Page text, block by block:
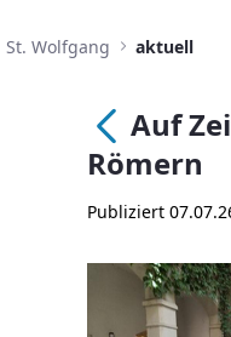
St. Wolfgang aktuell
Zurück
Auf
Römern
Publiziert